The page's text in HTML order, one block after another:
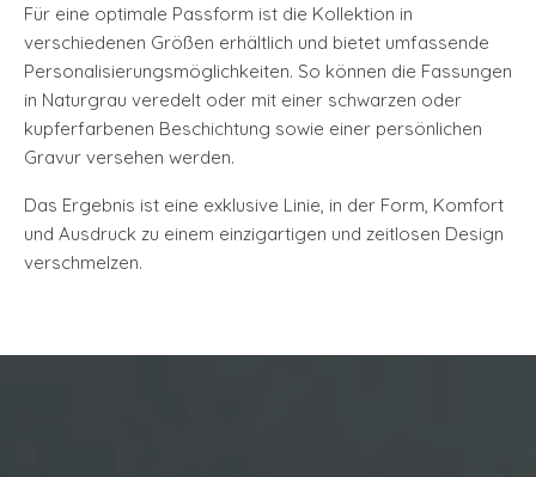
Für eine optimale Passform ist die Kollektion in
verschiedenen Größen erhältlich und bietet umfassende
Personalisierungsmöglichkeiten. So können die Fassungen
in Naturgrau veredelt oder mit einer schwarzen oder
kupferfarbenen Beschichtung sowie einer persönlichen
Gravur versehen werden.
Das Ergebnis ist eine exklusive Linie, in der Form, Komfort
und Ausdruck zu einem einzigartigen und zeitlosen Design
verschmelzen.